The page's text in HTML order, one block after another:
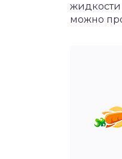
жидкости
можно